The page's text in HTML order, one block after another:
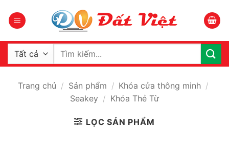
qua
dung
Tìm
Trang chủ / Sản phẩm / Khóa cửa thông minh /
Seakey / Khóa Thẻ Từ
LỌC SẢN PHẨM